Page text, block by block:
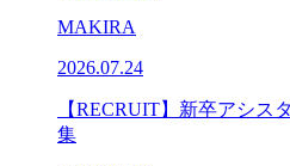
MAKIRA
2026.07.24
【RECRUIT】新卒アシス
集